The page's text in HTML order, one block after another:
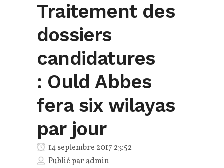
Traitement des
dossiers
candidatures
: Ould Abbes
fera six wilayas
par jour
14 septembre 2017 23:52
Publié paradmin